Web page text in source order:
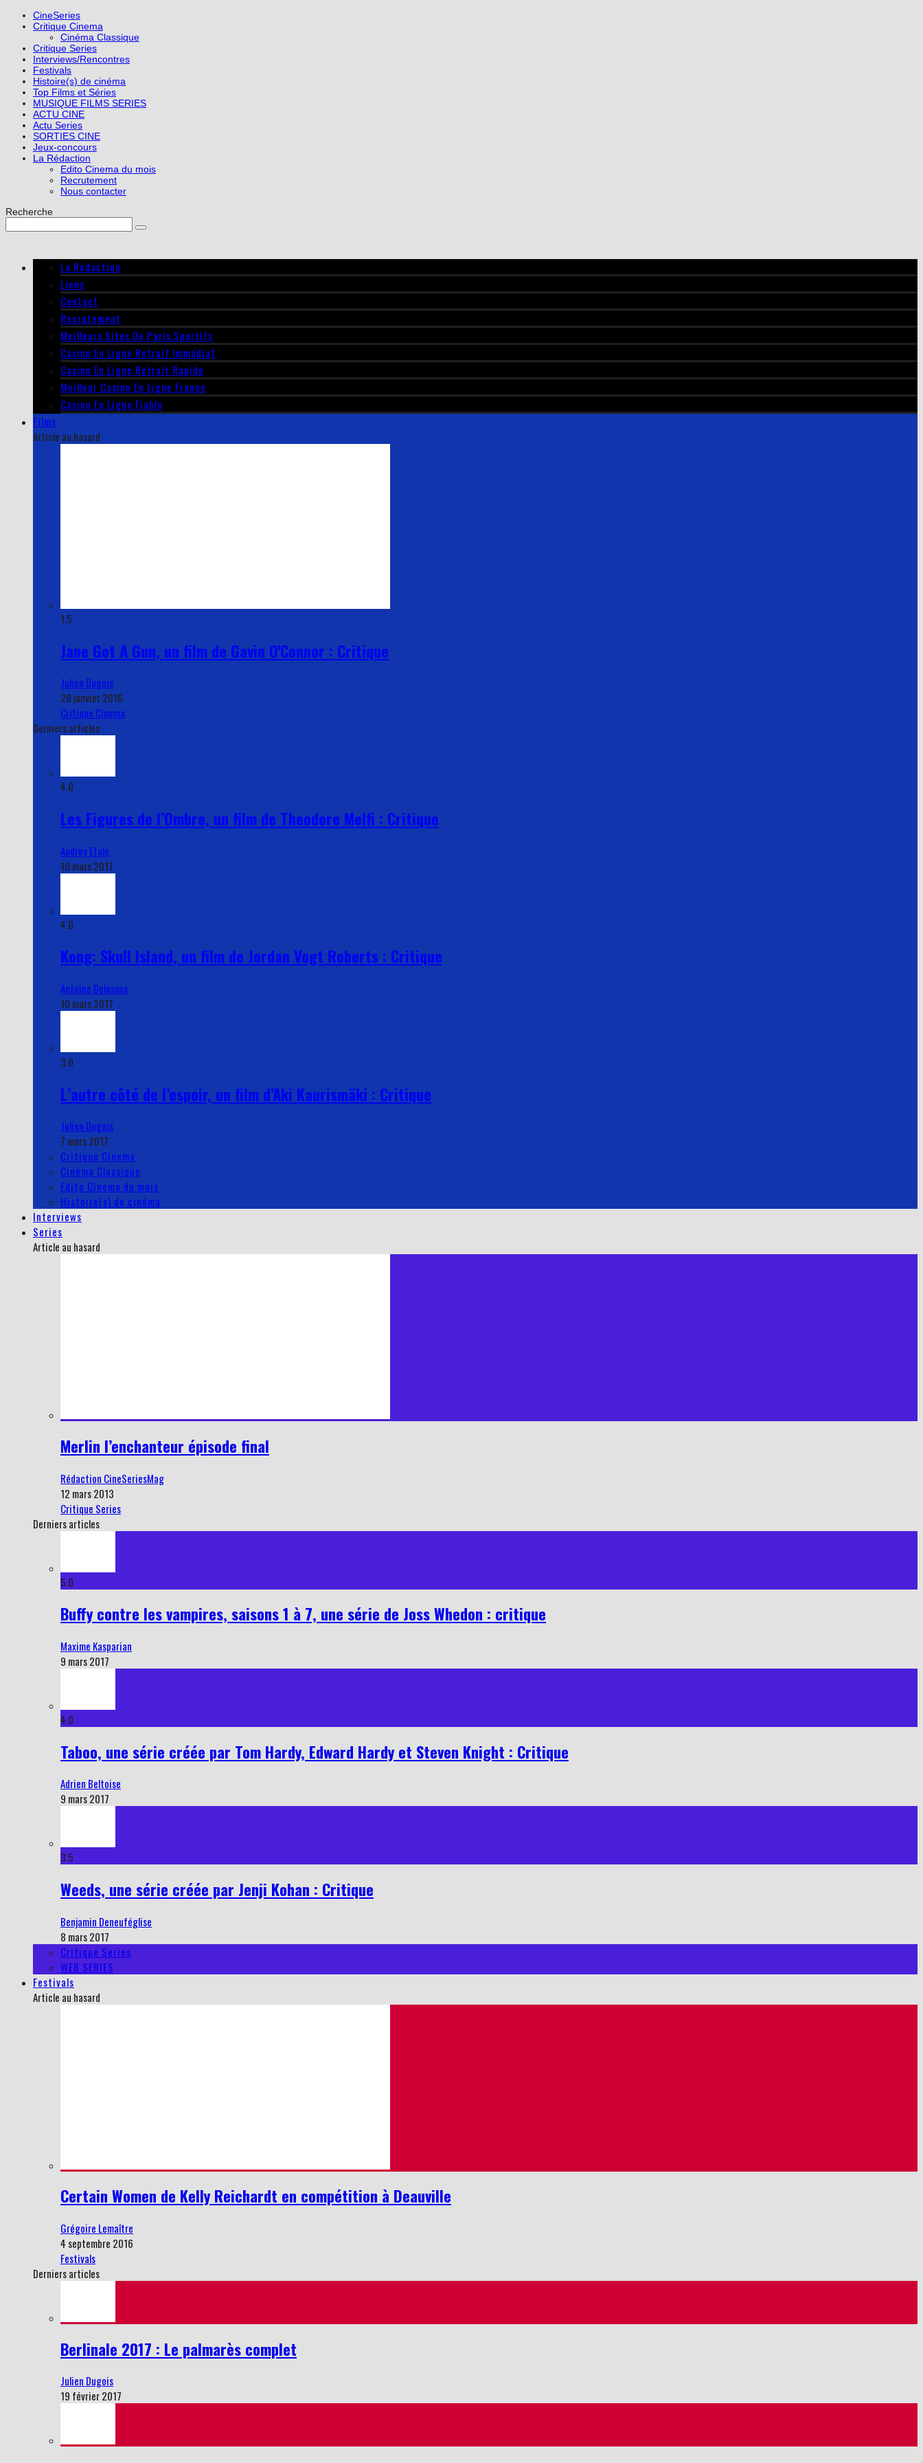
CineSeries
Critique Cinema
Cinéma Classique
Critique Series
Interviews/Rencontres
Festivals
Histoire(s) de cinéma
Top Films et Séries
MUSIQUE FILMS SERIES
ACTU CINE
Actu Series
SORTIES CINE
Jeux-concours
La Rédaction
Edito Cinema du mois
Recrutement
Nous contacter
Recherche
La Rédaction
Liens
Contact
Recrutement
Meilleurs Sites De Paris Sportifs
Casino En Ligne Retrait Immédiat
Casino En Ligne Retrait Rapide
Meilleur Casino En Ligne France
Casino En Ligne Fiable
Films
Article au hasard
1.5
Jane Got A Gun, un film de Gavin O'Connor : Critique
Julien Dugois
28 janvier 2016
Critique Cinema
Derniers articles
4.0
Les Figures de l’Ombre, un film de Theodore Melfi : Critique
Audrey Efale
10 mars 2017
4.0
Kong: Skull Island, un film de Jordan Vogt Roberts : Critique
Antoine Delassus
10 mars 2017
3.0
L’autre côté de l’espoir, un film d’Aki Kaurismäki : Critique
Julien Dugois
7 mars 2017
Critique Cinema
Cinéma Classique
Edito Cinema du mois
Histoire(s) de cinéma
Interviews
Series
Article au hasard
Merlin l’enchanteur épisode final
Rédaction CineSeriesMag
12 mars 2013
Critique Series
Derniers articles
5.0
Buffy contre les vampires, saisons 1 à 7, une série de Joss Whedon : critique
Maxime Kasparian
9 mars 2017
4.0
Taboo, une série créée par Tom Hardy, Edward Hardy et Steven Knight : Critique
Adrien Beltoise
9 mars 2017
3.5
Weeds, une série créée par Jenji Kohan : Critique
Benjamin Deneuféglise
8 mars 2017
Critique Series
WEB SERIES
Festivals
Article au hasard
Certain Women de Kelly Reichardt en compétition à Deauville
Grégoire Lemaître
4 septembre 2016
Festivals
Derniers articles
Berlinale 2017 : Le palmarès complet
Julien Dugois
19 février 2017